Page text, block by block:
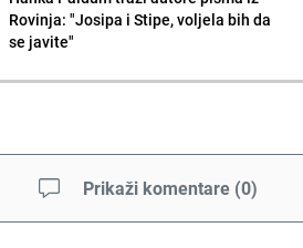
Rovinja: "Josipa i Stipe, voljela bih da
se javite"
Prikaži komentare (0)